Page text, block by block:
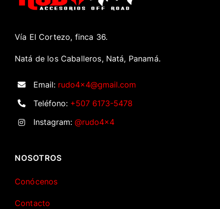
Vía El Cortezo, finca 36.
Natá de los Caballeros, Natá, Panamá.
Email: rudo4x4@gmail.com
Teléfono: +507 6173-5478
Instagram:@rudo4x4
NOSOTROS
Conócenos
Contacto